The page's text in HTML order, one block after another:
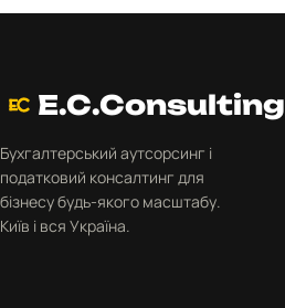
E.C.Consulting
Бухгалтерський аутсорсинг і
податковий консалтинг для
бізнесу будь-якого масштабу.
Київ і вся Україна.